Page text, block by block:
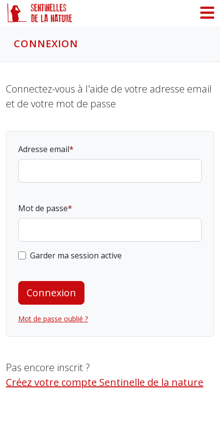
CONNEXION
Connectez-vous à l'aide de votre adresse email
et de votre mot de passe
Adresse email
Mot de passe
Garder ma session active
Connexion
Mot de passe oublié ?
Pas encore inscrit ?
Créez votre compte Sentinelle de la nature
Panneau de gestion des cookies